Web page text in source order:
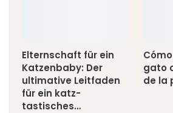
Elternschaft für ein
Katzenbaby: Der
ultimative Leitfaden
für ein katz-
tastisches…
gato
de la